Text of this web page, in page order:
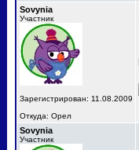
Sovynia
Участник
Зарегистрирован: 11.08.2009
Откуда: Орел
Sovynia
Участник